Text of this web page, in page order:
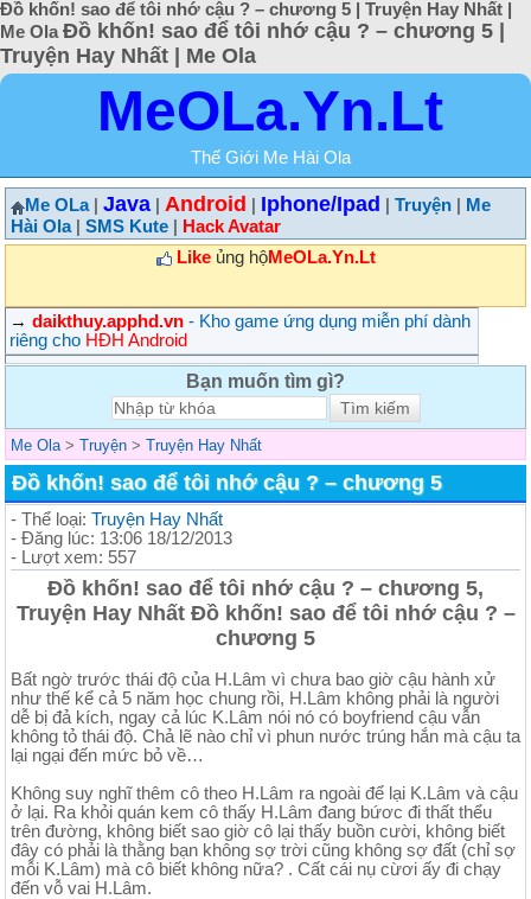
Đồ khốn! sao để tôi nhớ cậu ? – chương 5 | Truyện Hay Nhất |
Me Ola Đồ khốn! sao để tôi nhớ cậu ? – chương 5 |
Truyện Hay Nhất | Me Ola
MeOLa.Yn.Lt
Thế Giới Me Hài Ola
Me OLa| Java Android Iphone/Ipad Truyện
Me
Hài Ola| SMS Kute
Hack Avatar
Likeủng hộMeOLa.Yn.Lt
→ daikthuy.apphd.vn - Kho game ứng dụng miễn phí dành
riêng cho HĐH Android
Bạn muốn tìm gì?
Me Ola > Truyện > Truyện Hay Nhất
Đồ khốn! sao để tôi nhớ cậu ? – chương 5
- Thể loại: Truyện Hay Nhất
- Đăng lúc: 13:06 18/12/2013
- Lượt xem: 557
Đồ khốn! sao để tôi nhớ cậu ? – chương 5,
Truyện Hay Nhất Đồ khốn! sao để tôi nhớ cậu ? –
chương 5
Bất ngờ trước thái độ của H.Lâm vì chưa bao giờ cậu hành xử
như thế kể cả 5 năm học chung rồi, H.Lâm không phải là người
dễ bị đả kích, ngay cả lúc K.Lâm nói nó có boyfriend cậu vẫn
không tỏ thái độ. Chả lẽ nào chỉ vì phun nước trúng hắn mà cậu ta
lại ngại đến mức bỏ về…
Không suy nghĩ thêm cô theo H.Lâm ra ngoài để lại K.Lâm và cậu
ở lại. Ra khỏi quán kem cô thấy H.Lâm đang bứơc đi thất thểu
trên đường, không biết sao giờ cô lại thấy buồn cười, không biết
đây có phải là thằng bạn không sợ trời cũng không sợ đất (chỉ sợ
mỗi K.Lâm) mà cô biết không nữa? . Cất cái nụ cừơi ấy đi chạy
đến vỗ vai H.Lâm.